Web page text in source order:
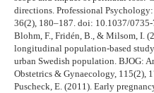
directions. Professional Psychology:
36(2), 180–187. doi: 10.1037/
Blohm, F., Fridén, B., & Milsom, I.
longitudinal population-based
urban Swedish population. BJOG:
Obstetrics & Gynaecology, 115(2),
Puscheck, E. (2011). Early